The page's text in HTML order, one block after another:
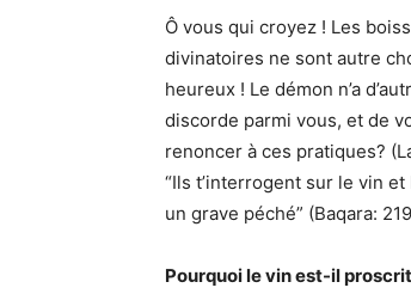
Ô vous qui croyez ! Les
divinatoires ne sont autre
heureux ! Le démon n’a
discorde parmi vous, et de
renoncer à ces pratiques?
“Ils t’interrogent sur le vin et
un grave péché” (Baqara:
Pourquoi le vin est-il